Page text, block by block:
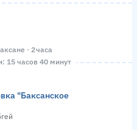
· 2 часа
15 часов 40 минут
"Баксанское